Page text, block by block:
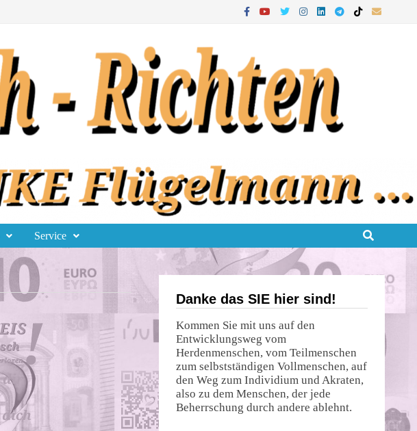
Service
Danke das SIE hier sind!
Kommen Sie mit uns auf den
Entwicklungsweg vom
Herdenmenschen, vom Teilmenschen
zum selbstständigen Vollmenschen, auf
den Weg zum Individium und Akraten,
also zu dem Menschen, der jede
Beherrschung durch andere ablehnt.